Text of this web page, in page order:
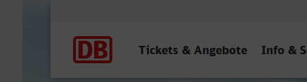
Tickets & Angebote Info &